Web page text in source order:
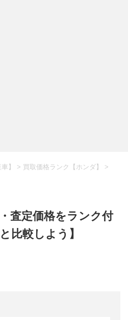
】 > 買取価格ランク【ホンダ】 >
査定価格をランク付
比較しよう】